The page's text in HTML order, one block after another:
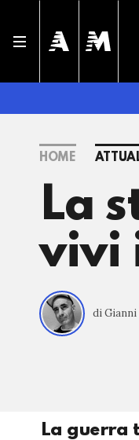
HOME
La
vivi
di
La guerra